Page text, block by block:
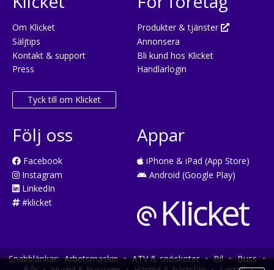
Om Klicket
Säljtips
Kontakt & support
Press
Tyck till om Klicket
Produkter & tjänster
Annonsera
Bli kund hos Klicket
Handlarlogin
Följ oss
Facebook
Instagram
LinkedIn
#klicket
Appar
iPhone & iPad (App Store)
Android (Google Play)
Snabblänkar: Arbetsmaskin • ATV & snöskoter • Bil • Buss •